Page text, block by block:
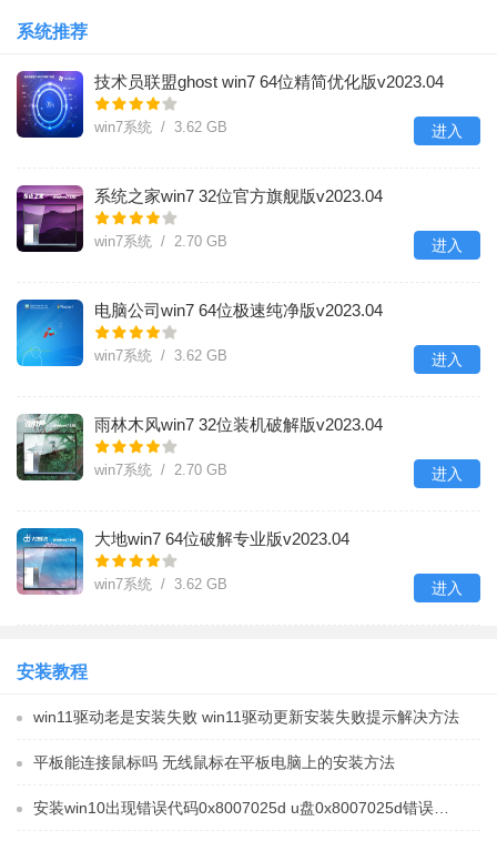
系统推荐
技术员联盟ghost win7 64位精简优化版v2023.04
win7系统 / 3.62 GB 进入
系统之家win7 32位官方旗舰版v2023.04
win7系统 / 2.70 GB 进入
电脑公司win7 64位极速纯净版v2023.04
win7系统 / 3.62 GB 进入
雨林木风win7 32位装机破解版v2023.04
win7系统 / 2.70 GB 进入
大地win7 64位破解专业版v2023.04
win7系统 / 3.62 GB 进入
安装教程
win11驱动老是安装失败 win11驱动更新安装失败提示解决方法
平板能连接鼠标吗 无线鼠标在平板电脑上的安装方法